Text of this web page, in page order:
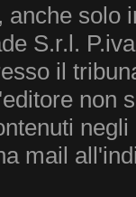
solo
S.r.l.
il
non
mail